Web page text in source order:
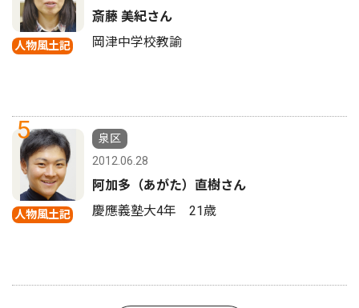
人物風土記
斎藤 美紀さん
岡津中学校教諭
5
人物風土記
泉区
2012.06.28
阿加多（あがた）直樹さん
慶應義塾大4年 21歳